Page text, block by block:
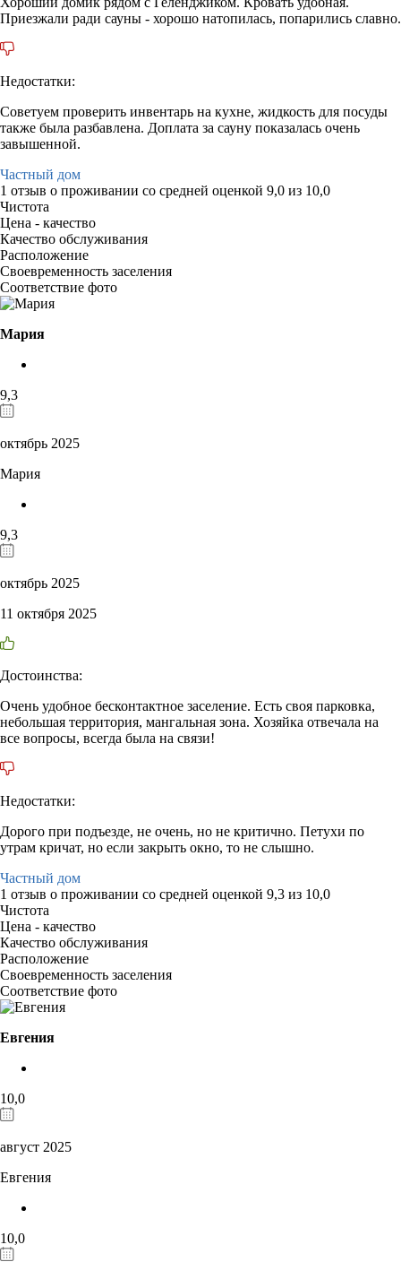
Приезжали ради сауны - хорошо натопилась, попарились славно.
Недостатки:
Советуем проверить инвентарь на кухне, жидкость для посуды
также была разбавлена. Доплата за сауну показалась очень
завышенной.
Частный дом
1 отзыв о проживании со средней оценкой 9,0 из 10,0
Чистота
Цена - качество
Качество обслуживания
Расположение
Своевременность заселения
Соответствие фото
Мария
9,3
октябрь 2025
Мария
9,3
октябрь 2025
11 октября 2025
Достоинства:
Очень удобное бесконтактное заселение. Есть своя парковка,
небольшая территория, мангальная зона. Хозяйка отвечала на
все вопросы, всегда была на связи!
Недостатки:
Дорого при подъезде, не очень, но не критично. Петухи по
утрам кричат, но если закрыть окно, то не слышно.
Частный дом
1 отзыв о проживании со средней оценкой 9,3 из 10,0
Чистота
Цена - качество
Качество обслуживания
Расположение
Своевременность заселения
Соответствие фото
Евгения
10,0
август 2025
Евгения
10,0